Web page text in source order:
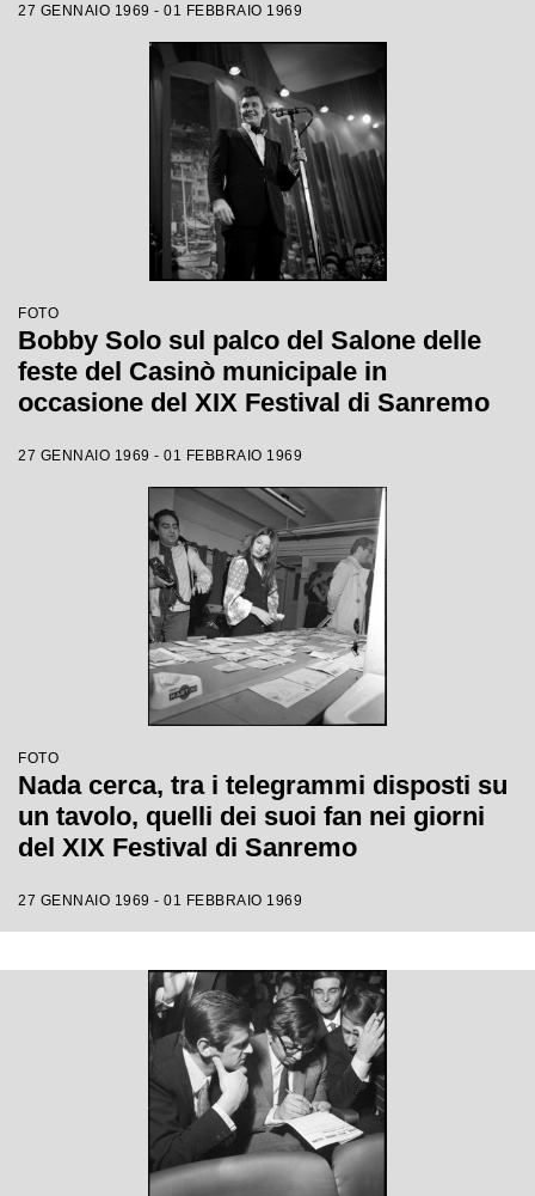
27 GENNAIO 1969 - 01 FEBBRAIO 1969
FOTO
Bobby Solo sul palco del Salone delle
feste del Casinò municipale in
occasione del XIX Festival di Sanremo
27 GENNAIO 1969 - 01 FEBBRAIO 1969
FOTO
Nada cerca, tra i telegrammi disposti su
un tavolo, quelli dei suoi fan nei giorni
del XIX Festival di Sanremo
27 GENNAIO 1969 - 01 FEBBRAIO 1969